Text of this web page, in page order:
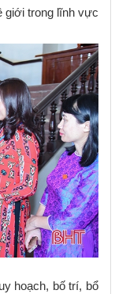
giới trong lĩnh vực
hoạch, bố trí, bổ